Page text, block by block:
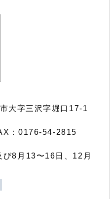
大字三沢字堀口17-1
：0176-54-2815
び8月13〜16日、12月